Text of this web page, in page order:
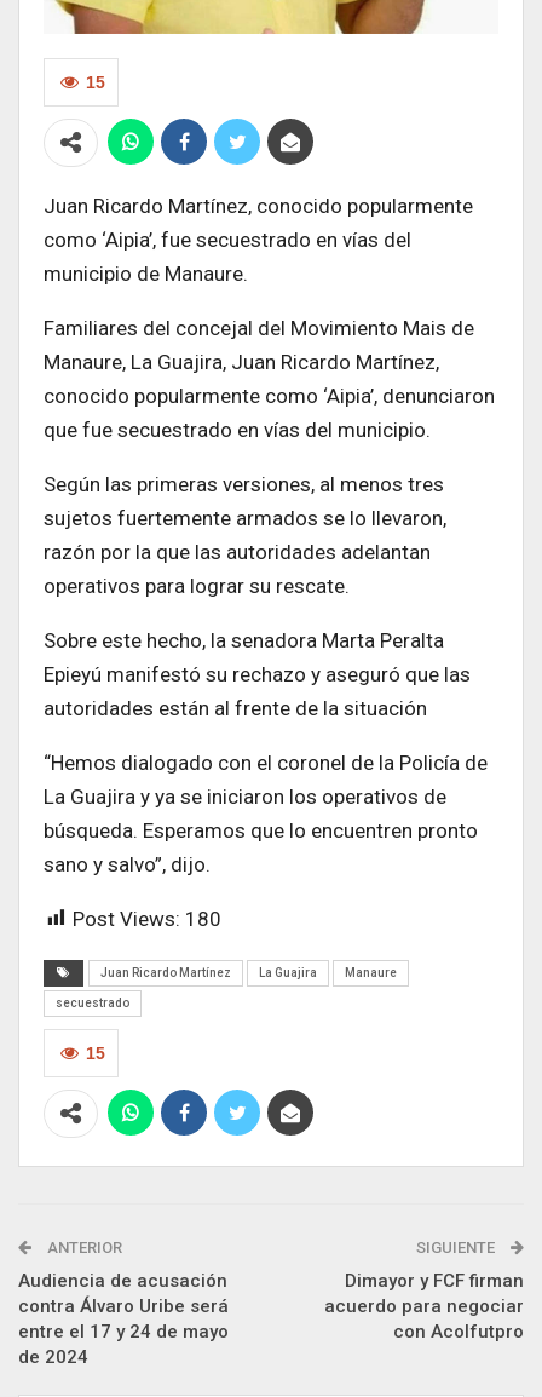
15
Juan Ricardo Martínez, conocido popularmente
como ‘Aipia’, fue secuestrado en vías del
municipio de Manaure.
Familiares del concejal del Movimiento Mais de
Manaure, La Guajira, Juan Ricardo Martínez,
conocido popularmente como ‘Aipia’, denunciaron
que fue secuestrado en vías del municipio.
Según las primeras versiones, al menos tres
sujetos fuertemente armados se lo llevaron,
razón por la que las autoridades adelantan
operativos para lograr su rescate.
Sobre este hecho, la senadora Marta Peralta
Epieyú manifestó su rechazo y aseguró que las
autoridades están al frente de la situación
“Hemos dialogado con el coronel de la Policía de
La Guajira y ya se iniciaron los operativos de
búsqueda. Esperamos que lo encuentren pronto
sano y salvo”, dijo.
Post Views: 180
Juan Ricardo Martínez La Guajira Manaure
secuestrado
15
ANTERIOR
Audiencia de acusación
contra Álvaro Uribe será
entre el 17 y 24 de mayo
de 2024
SIGUIENTE
Dimayor y FCF firman
acuerdo para negociar
con Acolfutpro